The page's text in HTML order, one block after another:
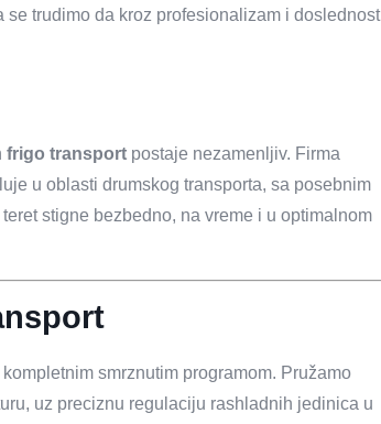
trudimo da kroz profesionalizam i doslednost
frigo transport postaje nezamenljiv. Firma
u oblasti drumskog transporta, sa posebnim
stigne bezbedno, na vreme i u optimalnom
smrznutim programom. Pružamo
uz preciznu regulaciju rashladnih jedinica u